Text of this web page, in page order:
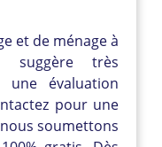
et de ménage à
suggère très
évaluation
pour une
soumettons